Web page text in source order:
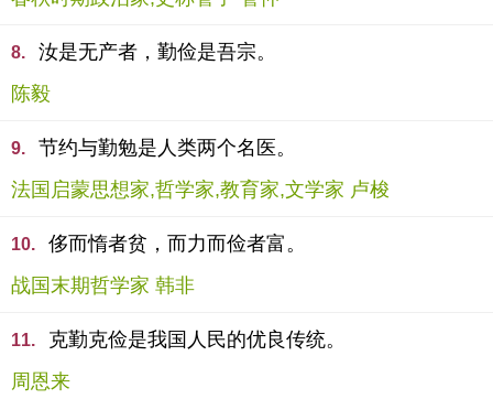
8.
汝是无产者，勤俭是吾宗。
陈毅
9.
节约与勤勉是人类两个名医。
法国启蒙思想家,哲学家,教育家,文学家 卢梭
10.
侈而惰者贫，而力而俭者富。
战国末期哲学家 韩非
11.
克勤克俭是我国人民的优良传统。
周恩来